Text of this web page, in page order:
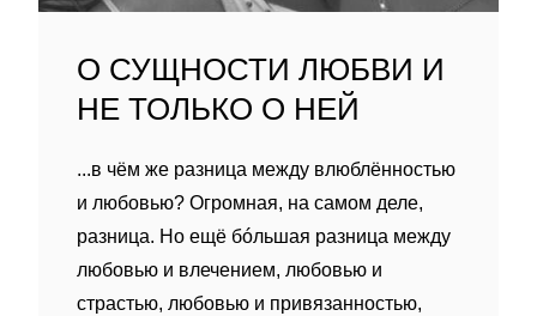
О СУЩНОСТИ ЛЮБВИ И
НЕ ТОЛЬКО О НЕЙ
...в чём же разница между влюблённостью
и любовью? Огромная, на самом деле,
разница. Но ещё бóльшая разница между
любовью и влечением, любовью и
страстью, любовью и привязанностью,